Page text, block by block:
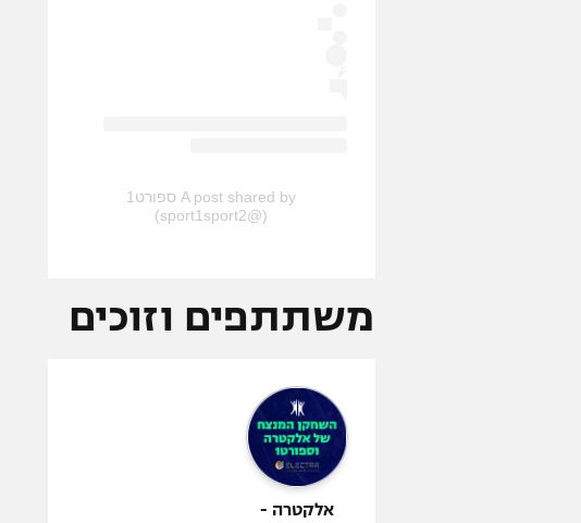
A post shared by ספורט1
(@sport1sport2)
משתתפים וזוכים
אלקטרה -